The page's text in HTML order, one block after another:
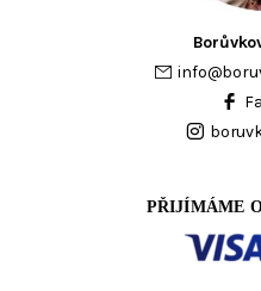
info@
PŘIJÍMÁME